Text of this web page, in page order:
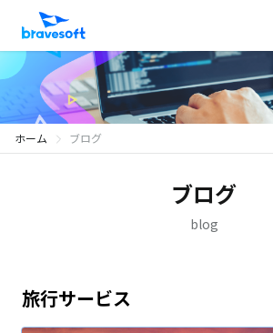
ホーム ブログ
ブログ
blog
旅行サービス